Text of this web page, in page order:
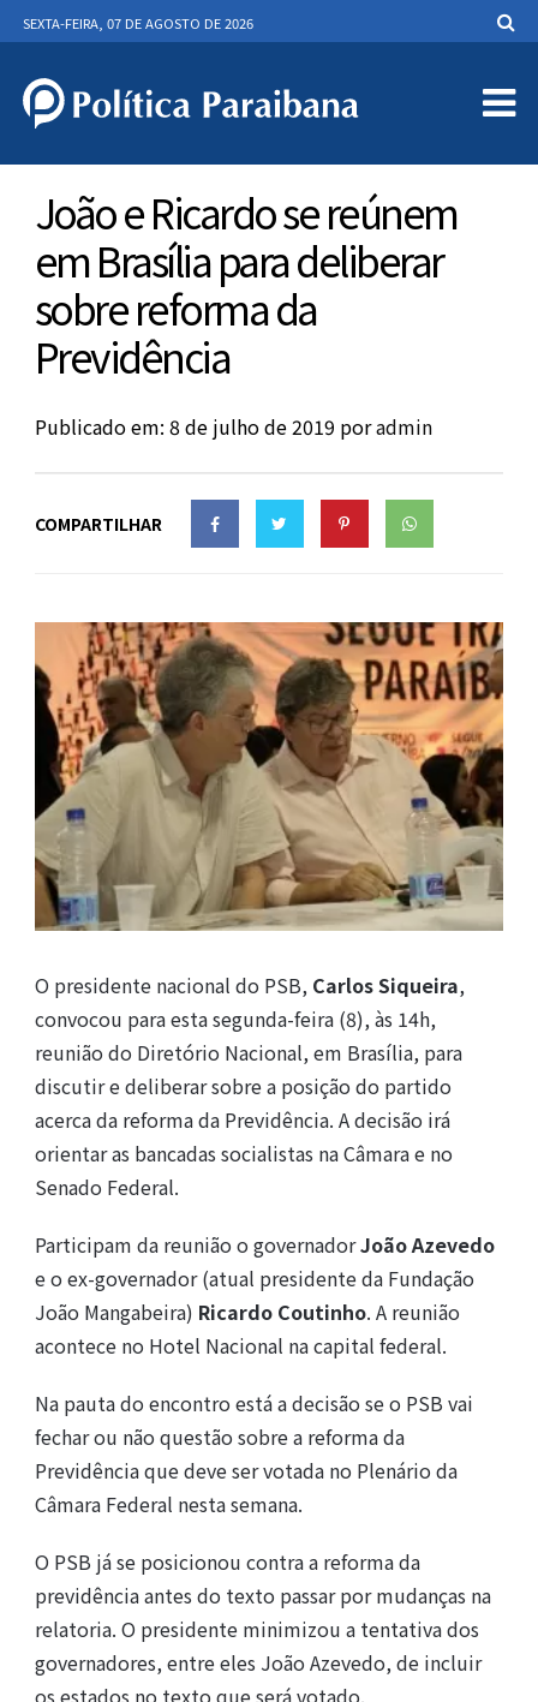
SEXTA-FEIRA, 07 DE AGOSTO DE 2026
João e Ricardo se reúnem
em Brasília para deliberar
sobre reforma da
Previdência
Publicado em: 8 de julho de 2019 poradmin
COMPARTILHAR
O presidente nacional do PSB, Carlos Siqueira,
convocou para esta segunda-feira (8), às 14h,
reunião do Diretório Nacional, em Brasília, para
discutir e deliberar sobre a posição do partido
acerca da reforma da Previdência. A decisão irá
orientar as bancadas socialistas na Câmara e no
Senado Federal.
Participam da reunião o governadorJoão Azevedo
e o ex-governador (atual presidente da Fundação
João Mangabeira) Ricardo Coutinho. A reunião
acontece no Hotel Nacional na capital federal.
Na pauta do encontro está a decisão se o PSB vai
fechar ou não questão sobre a reforma da
Previdência que deve ser votada no Plenário da
Câmara Federal nesta semana.
O PSB já se posicionou contra a reforma da
previdência antes do texto passar por mudanças na
relatoria. O presidente minimizou a tentativa dos
governadores, entre eles João Azevedo, de incluir
os estados no texto que será votado.